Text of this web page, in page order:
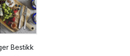
Bestikk